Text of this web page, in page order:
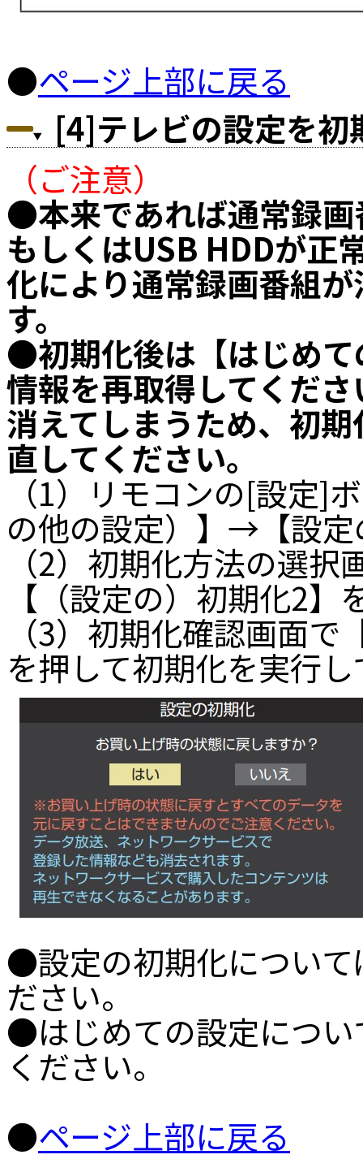
●ページ上部に戻る
[4]テレビの設定を初
（ご注意）
●本来であれば通常録画
もしくはUSB HDDが正
化により通常録画番組
す。
●初期化後は【はじめて
情報を再取得してくだ
消えてしまうため、初
直してください。
（1）リモコンの[設定]
の他の設定）】→【設定
（2）初期化方法の選
【（設定の）初期化2
（3）初期化確認画面
を押して初期化を実行
●設定の初期化につい
ださい。
●はじめての設定につ
ください。
●ページ上部に戻る